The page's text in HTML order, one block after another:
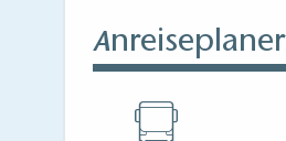
Anreiseplaner